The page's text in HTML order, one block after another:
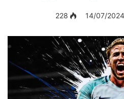
14/07/2024
228